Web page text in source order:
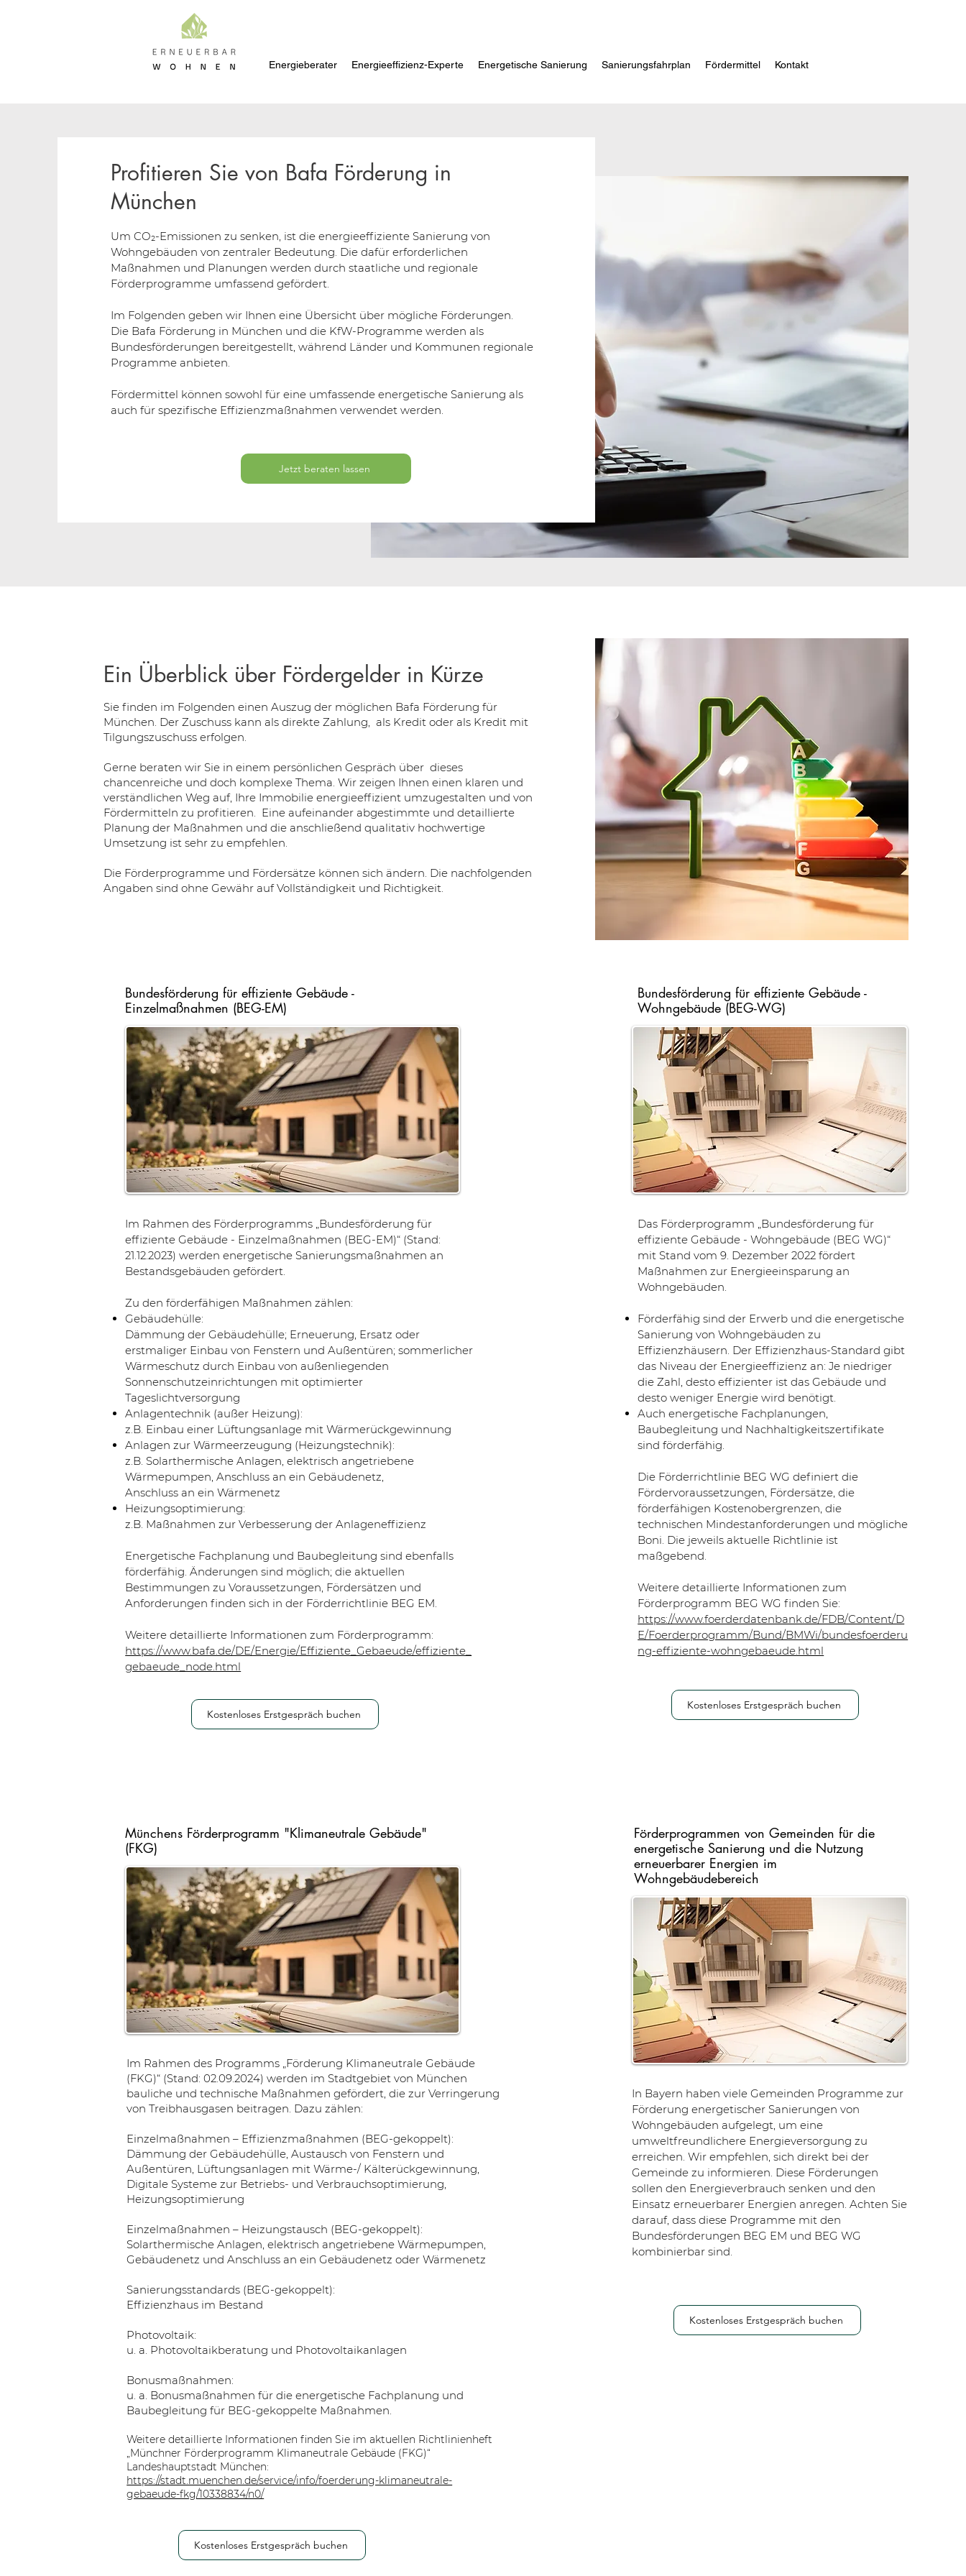
Energieberater Energieeffizienz-Experte Energetische Sanierung Sanierungsfahrplan Fördermittel Kontakt
Profitieren Sie von Bafa Förderung in
München
Um CO₂-Emissionen zu senken, ist die energieeffiziente Sanierung von
Wohngebäuden von zentraler Bedeutung. Die dafür erforderlichen
Maßnahmen und Planungen werden durch staatliche und regionale
Förderprogramme umfassend gefördert.
Im Folgenden geben wir Ihnen eine Übersicht über mögliche Förderungen.
Die Bafa Förderung in München und die KfW-Programme werden als
Bundesförderungen bereitgestellt, während Länder und Kommunen regionale
Programme anbieten.
Fördermittel können sowohl für eine umfassende energetische Sanierung als
auch für spezifische Effizienzmaßnahmen verwendet werden.
Jetzt beraten lassen
Ein Überblick über Fördergelder in Kürze
Sie finden im Folgenden einen Auszug der möglichen Bafa Förderung für
München. Der Zuschuss kann als direkte Zahlung, als Kredit oder als Kredit mit
Tilgungszuschuss erfolgen.
Gerne beraten wir Sie in einem persönlichen Gespräch über dieses
chancenreiche und doch komplexe Thema. Wir zeigen Ihnen einen klaren und
verständlichen Weg auf, Ihre Immobilie energieeffizient umzugestalten und von
Fördermitteln zu profitieren. Eine aufeinander abgestimmte und detaillierte
Planung der Maßnahmen und die anschließend qualitativ hochwertige
Umsetzung ist sehr zu empfehlen. ​
Die Förderprogramme und Fördersätze können sich ändern. Die nachfolgenden
Angaben sind ohne Gewähr auf Vollständigkeit und Richtigkeit.
Bundesförderung für effiziente Gebäude -
Einzelmaßnahmen (BEG-EM)
Im Rahmen des Förderprogramms „Bundesförderung für
effiziente Gebäude - Einzelmaßnahmen (BEG-EM)“ (Stand:
21.12.2023) werden energetische Sanierungsmaßnahmen an
Bestandsgebäuden gefördert.
Zu den förderfähigen Maßnahmen zählen:
Gebäudehülle:
Dämmung der Gebäudehülle; Erneuerung, Ersatz oder
erstmaliger Einbau von Fenstern und Außentüren; sommerlicher
Wärmeschutz durch Einbau von außenliegenden
Sonnenschutzeinrichtungen mit optimierter
Tageslichtversorgung
Anlagentechnik (außer Heizung):
z.B. Einbau einer Lüftungsanlage mit Wärmerückgewinnung
Anlagen zur Wärmeerzeugung (Heizungstechnik):
z.B. Solarthermische Anlagen, elektrisch angetriebene
Wärmepumpen, Anschluss an ein Gebäudenetz,
Anschluss an ein Wärmenetz
Heizungsoptimierung:
z.B. Maßnahmen zur Verbesserung der Anlageneffizienz
Energetische Fachplanung und Baubegleitung sind ebenfalls
förderfähig. Änderungen sind möglich; die aktuellen
Bestimmungen zu Voraussetzungen, Fördersätzen und
Anforderungen finden sich in der Förderrichtlinie BEG EM.
Weitere detaillierte Informationen zum Förderprogramm:
https://www.bafa.de/DE/Energie/Effiziente_Gebaeude/effiziente_
gebaeude_node.html
Kostenloses Erstgespräch buchen
Bundesförderung für effiziente Gebäude -
Wohngebäude (BEG-WG)
Das Förderprogramm „Bundesförderung für
effiziente Gebäude - Wohngebäude (BEG WG)“
mit Stand vom 9. Dezember 2022 fördert
Maßnahmen zur Energieeinsparung an
Wohngebäuden.
Förderfähig sind der Erwerb und die energetische
Sanierung von Wohngebäuden zu
Effizienzhäusern. Der Effizienzhaus-Standard gibt
das Niveau der Energieeffizienz an: Je niedriger
die Zahl, desto effizienter ist das Gebäude und
desto weniger Energie wird benötigt.
Auch energetische Fachplanungen,
Baubegleitung und Nachhaltigkeitszertifikate
sind förderfähig.
Die Förderrichtlinie BEG WG definiert die
Fördervoraussetzungen, Fördersätze, die
förderfähigen Kostenobergrenzen, die
technischen Mindestanforderungen und mögliche
Boni. Die jeweils aktuelle Richtlinie ist
maßgebend.
Weitere detaillierte Informationen zum
Förderprogramm BEG WG finden Sie:
https://www.foerderdatenbank.de/FDB/Content/D
E/Foerderprogramm/Bund/BMWi/bundesfoerderu
ng-effiziente-wohngebaeude.html
Kostenloses Erstgespräch buchen
Münchens Förderprogramm "Klimaneutrale Gebäude"
(FKG)
Im Rahmen des Programms „Förderung Klimaneutrale Gebäude
(FKG)“ (Stand: 02.09.2024) werden im Stadtgebiet von München
bauliche und technische Maßnahmen gefördert, die zur Verringerung
von Treibhausgasen beitragen. Dazu zählen:
Einzelmaßnahmen – Effizienzmaßnahmen (BEG-gekoppelt):
Dämmung der Gebäudehülle, Austausch von Fenstern und
Außentüren, Lüftungsanlagen mit Wärme-/ Kälterückgewinnung,
Digitale Systeme zur Betriebs- und Verbrauchsoptimierung,
Heizungsoptimierung
Einzelmaßnahmen – Heizungstausch (BEG-gekoppelt):
Solarthermische Anlagen, elektrisch angetriebene Wärmepumpen,
Gebäudenetz und Anschluss an ein Gebäudenetz oder Wärmenetz
Sanierungsstandards (BEG-gekoppelt):
Effizienzhaus im Bestand
Photovoltaik:
u. a. Photovoltaikberatung und Photovoltaikanlagen
Bonusmaßnahmen:
u. a. Bonusmaßnahmen für die energetische Fachplanung und
Baubegleitung für BEG-gekoppelte Maßnahmen.
Weitere detaillierte Informationen finden Sie im aktuellen Richtlinienheft
„Münchner Förderprogramm Klimaneutrale Gebäude (FKG)“
Landeshauptstadt München:
https://stadt.muenchen.de/service/info/foerderung-klimaneutrale-
gebaeude-fkg/10338834/n0/
Kostenloses Erstgespräch buchen
Förderprogrammen von Gemeinden für die
energetische Sanierung und die Nutzung
erneuerbarer Energien im
Wohngebäudebereich
In Bayern haben viele Gemeinden Programme zur
Förderung energetischer Sanierungen von
Wohngebäuden aufgelegt, um eine
umweltfreundlichere Energieversorgung zu
erreichen. Wir empfehlen, sich direkt bei der
Gemeinde zu informieren. Diese Förderungen
sollen den Energieverbrauch senken und den
Einsatz erneuerbarer Energien anregen. Achten Sie
darauf, dass diese Programme mit den
Bundesförderungen BEG EM und BEG WG
kombinierbar sind.
Kostenloses Erstgespräch buchen